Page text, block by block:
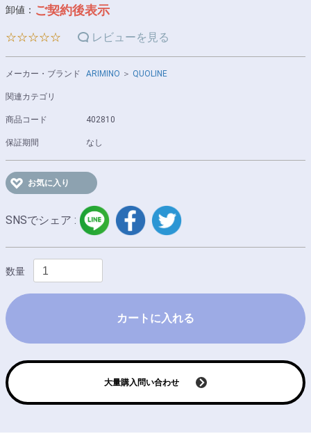
卸値： ご契約後表示
☆☆☆☆☆ レビューを見る
メーカー・ブランド ARIMINO ＞ QUOLINE
関連カテゴリ
商品コード 402810
保証期間 なし
お気に入り
SNSでシェア :
LINE facebook
数量
カートに入れる
大量購入問い合わせ